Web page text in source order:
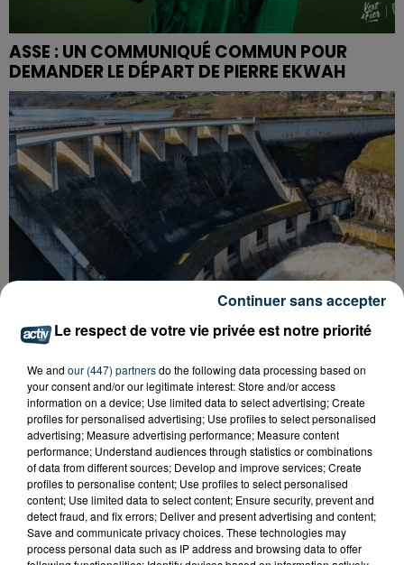
ASSE : UN COMMUNIQUÉ COMMUN POUR
DEMANDER LE DÉPART DE PIERRE EKWAH
CYANOBACTÉRIES : LE PRÉFÊT PREND UN
ARRÊTÉ POUR LES ACTIVITÉS DE...
Le respect de votre vie privée est notre priorité
We and our (447) partnersdo the following data processing based on
your consent and/or our legitimate interest: Store and/or access
information on a device; Use limited data to select advertising; Create
profiles for personalised advertising; Use profiles to select personalised
advertising; Measure advertising performance; Measure content
performance; Understand audiences through statistics or combinations
of data from different sources; Develop and improve services; Create
profiles to personalise content; Use profiles to select personalised
content; Use limited data to select content; Ensure security, prevent and
detect fraud, and fix errors; Deliver and present advertising and content;
Save and communicate privacy choices. These technologies may
process personal data such as IP address and browsing data to offer
Continuer sans accepter